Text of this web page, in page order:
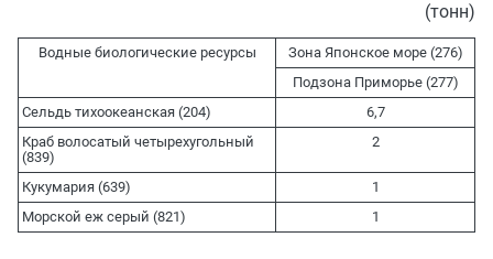
(тонн)
Водные биологические ресурсы
Зона Японское море (276)
Подзона Приморье (277)
Сельдь тихоокеанская (204)
6,7
Краб волосатый четырехугольный
(839)
2
Кукумария (639)
1
Морской еж серый (821)
1